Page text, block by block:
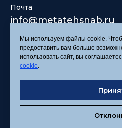
Почта
info@metatehsnab.ru
Мы используем файлы cookie.
предоставить вам больше
использовать сайт, вы
cookie.